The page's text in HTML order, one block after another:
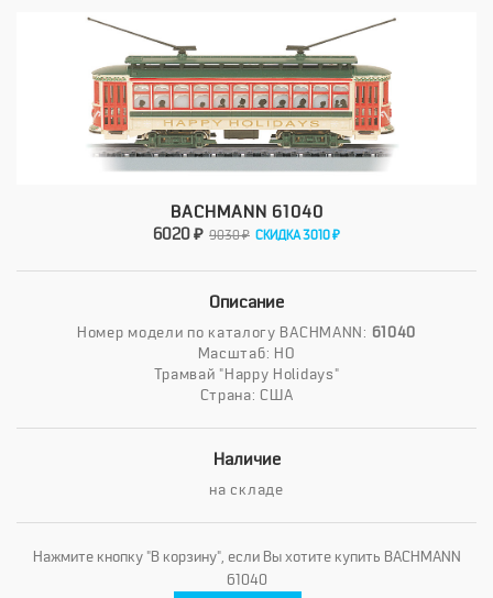
BACHMANN 61040
6020 ₽ 9030 ₽ СКИДКА 3010 ₽
Описание
Номер модели по каталогу BACHMANN: 61040
Масштаб: HO
Трамвай "Happy Holidays"
Страна: США
Наличие
на складе
Нажмите кнопку "В корзину", если Вы хотите купить BACHMANN
61040